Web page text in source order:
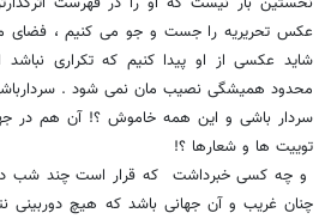
عکس تحریریه را جست و جو می کنیم ، فضای
شاید عکسی از او پیدا کنیم که تکراری
محدود همیشگی نصیب مان نمی شود .
سردار باشی و این همه خاموش ؟! آن هم در
توییت ها و شعارها ؟!
و چه کسی خبرداشت که قرار است چند شب
چنان غریب و آن جهانی باشد که هیچ دوربینی